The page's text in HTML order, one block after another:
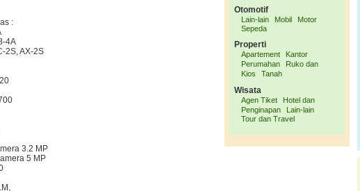
:
4A
2S, AX-2S
3.2 MP
5 MP
Otomotif
Lain-lain Mobil
Motor
Sepeda
Properti
Apartement
Kantor
Perumahan
Ruko dan
Kios
Tanah
Wisata
Agen Tiket
Hotel dan
Penginapan
Lain-lain
Tour dan Travel